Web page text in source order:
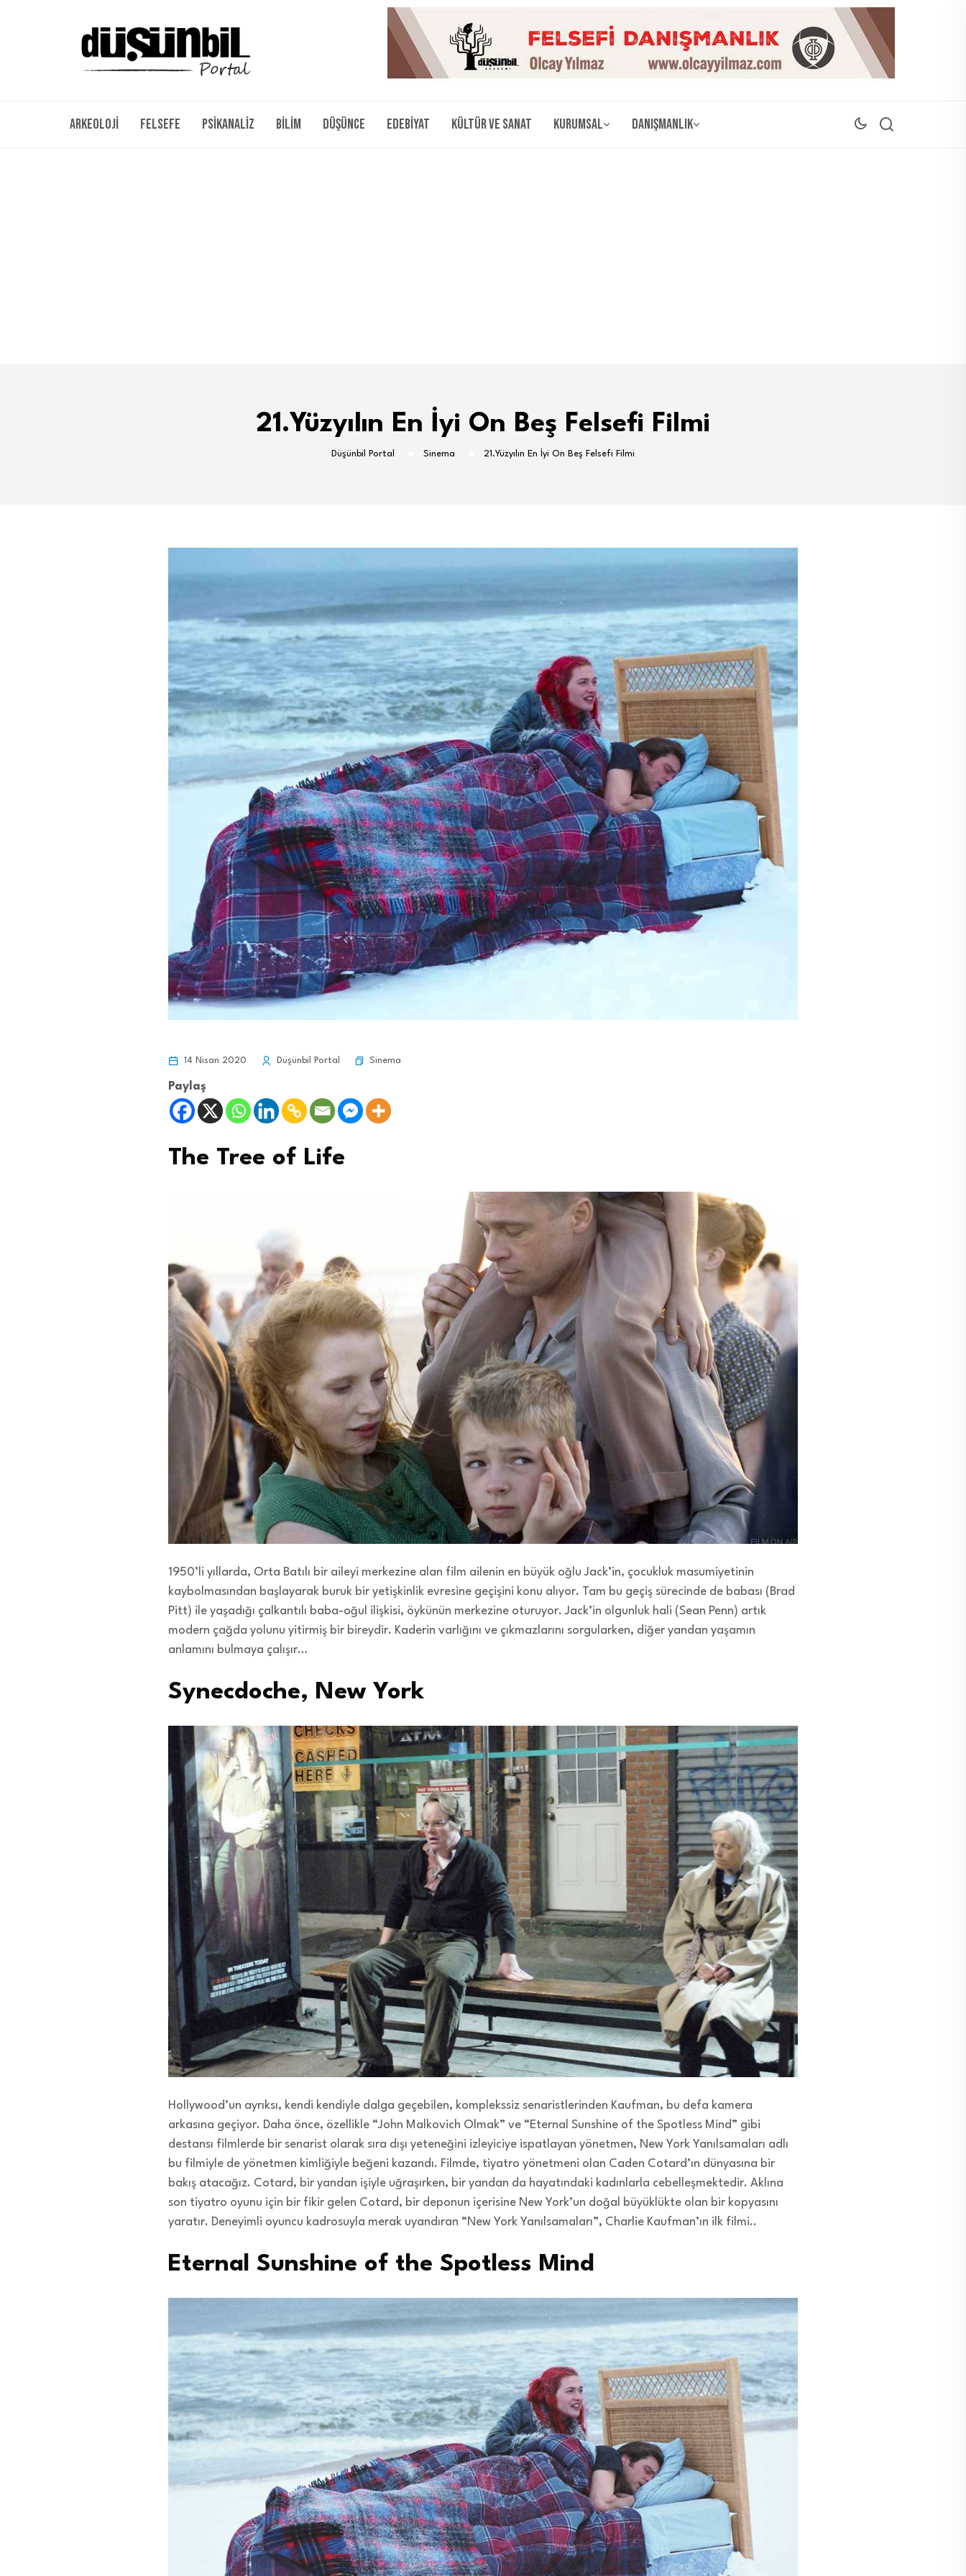
Arkeoloji Felsefe Psikanaliz Bilim Düşünce Edebiyat Kültür ve Sanat Kurumsal Danışmanlık
21.Yüzyılın En İyi On Beş Felsefi Filmi
Düşünbil Portal Sinema 21.Yüzyılın En İyi On Beş Felsefi Filmi
14 Nisan 2020 Düşünbil Portal Sinema
Paylaş
The Tree of Life
1950’li yıllarda, Orta Batılı bir aileyi merkezine alan film ailenin en büyük oğlu Jack’in, çocukluk masumiyetinin
kaybolmasından başlayarak buruk bir yetişkinlik evresine geçişini konu alıyor. Tam bu geçiş sürecinde de babası (Brad
Pitt) ile yaşadığı çalkantılı baba-oğul ilişkisi, öykünün merkezine oturuyor. Jack’in olgunluk hali (Sean Penn) artık
modern çağda yolunu yitirmiş bir bireydir. Kaderin varlığını ve çıkmazlarını sorgularken, diğer yandan yaşamın
anlamını bulmaya çalışır…
Synecdoche, New York
Hollywood’un ayrıksı, kendi kendiyle dalga geçebilen, komplekssiz senaristlerinden Kaufman, bu defa kamera
arkasına geçiyor. Daha önce, özellikle “John Malkovich Olmak” ve “Eternal Sunshine of the Spotless Mind” gibi
destansı filmlerde bir senarist olarak sıra dışı yeteneğini izleyiciye ispatlayan yönetmen, New York Yanılsamaları adlı
bu filmiyle de yönetmen kimliğiyle beğeni kazandı. Filmde, tiyatro yönetmeni olan Caden Cotard’ın dünyasına bir
bakış atacağız. Cotard, bir yandan işiyle uğraşırken, bir yandan da hayatındaki kadınlarla cebelleşmektedir. Aklına
son tiyatro oyunu için bir fikir gelen Cotard, bir deponun içerisine New York’un doğal büyüklükte olan bir kopyasını
yaratır. Deneyimli oyuncu kadrosuyla merak uyandıran “New York Yanılsamaları”, Charlie Kaufman’ın ilk filmi..
Eternal Sunshine of the Spotless Mind